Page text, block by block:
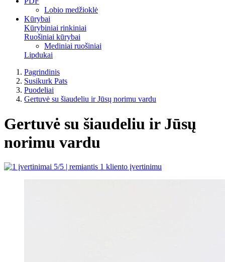
Lobio medžioklė
Kūrybai
Kūrybiniai rinkiniai
Ruošiniai kūrybai
Mediniai ruošiniai
Lipdukai
Pagrindinis
Susikurk Pats
Puodeliai
Gertuvė su šiaudeliu ir Jūsų norimu vardu
Gertuvė su šiaudeliu ir Jūsų
norimu vardu
5/5 | remiantis 1 kliento įvertinimu